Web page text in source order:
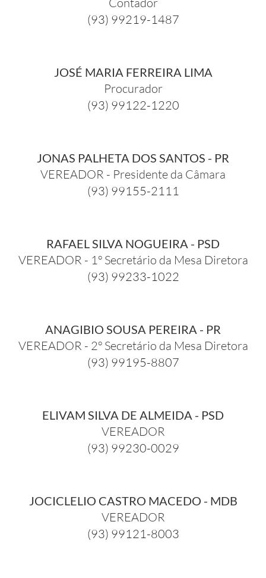
(93) 99219-1487
JOSÉ MARIA FERREIRA LIMA
Procurador
(93) 99122-1220
JONAS PALHETA DOS SANTOS - PR
VEREADOR - Presidente da Câmara
(93) 99155-2111
RAFAEL SILVA NOGUEIRA - PSD
VEREADOR - 1º Secretário da Mesa Diretora
(93) 99233-1022
ANAGIBIO SOUSA PEREIRA - PR
VEREADOR - 2º Secretário da Mesa Diretora
(93) 99195-8807
ELIVAM SILVA DE ALMEIDA - PSD
VEREADOR
(93) 99230-0029
JOCICLELIO CASTRO MACEDO - MDB
VEREADOR
(93) 99121-8003